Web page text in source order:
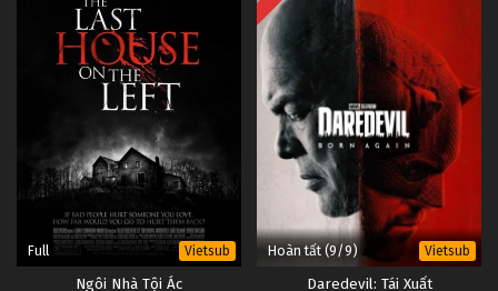
Yêu Không Giới Hạn Tập 16
Tập 16
Yêu Không Giới Hạn Tập 15
Tập 15
Yêu Không Giới Hạn Tập 14
Tập 14
Full Vietsub
Ngôi Nhà Tội Ác
Hoàn tất (9/9) Vietsub
Daredevil: Tái Xuất